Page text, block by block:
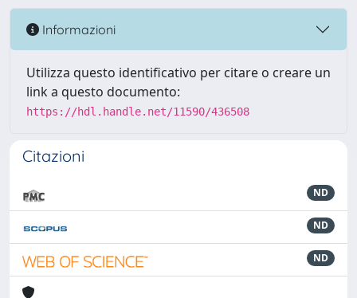
Informazioni
Utilizza questo identificativo per citare o creare un
link a questo documento:
https://hdl.handle.net/11590/436508
Citazioni
ND
ND
ND